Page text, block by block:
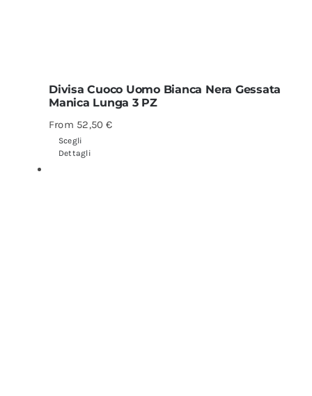
Divisa Cuoco Uomo Bianca Nera Gessata
Manica Lunga 3 PZ
From 52,50€
Scegli
Dettagli